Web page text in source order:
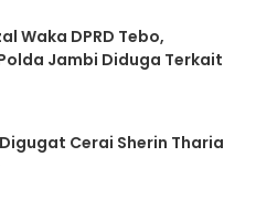
Waka DPRD Tebo,
Jambi Diduga Terkait
Cerai Sherin Tharia